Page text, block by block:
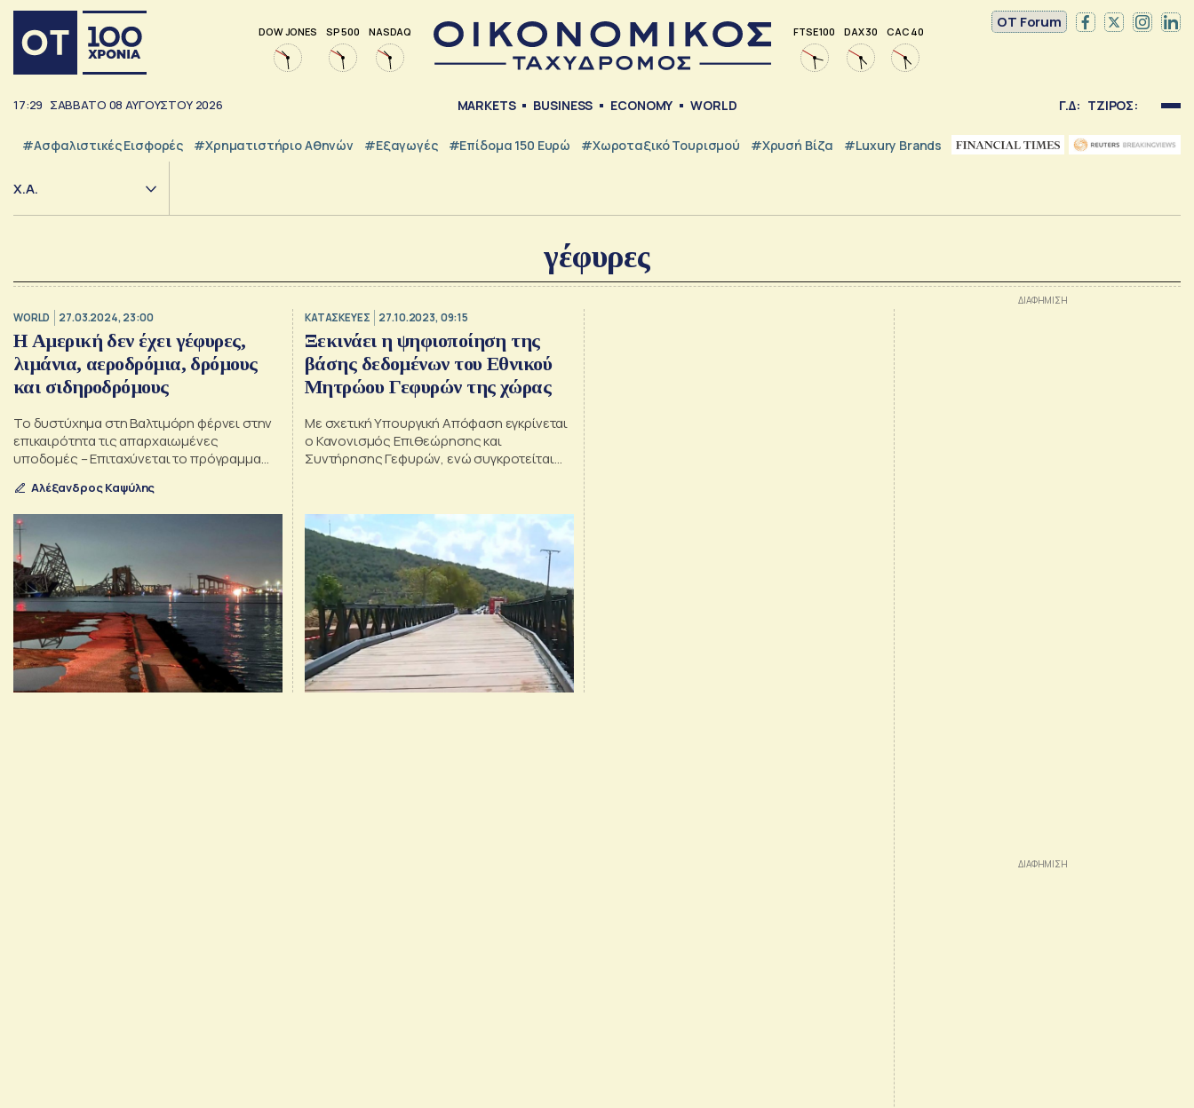
DOW JONES SP 500 NASDAQ FTSE 100 DAX 30 CAC 40
OT Forum
17:29 ΣΑΒΒΑΤΟ 08 ΑΥΓΟΥΣΤΟΥ 2026 MARKETS BUSINESS ECONOMY WORLD Γ.Δ: ΤΖΙΡΟΣ:
#Ασφαλιστικές Εισφορές #Χρηματιστήριο Αθηνών #εξαγωγές #Επίδομα 150 Ευρώ #Χωροταξικό Τουρισμού #Χρυσή Βίζα #luxury Brands
Χ.Α.
γέφυρες
WORLD 27.03.2024, 23:00
Η Αμερική δεν έχει γέφυρες,
λιμάνια, αεροδρόμια, δρόμους
και σιδηροδρόμους
Το δυστύχημα στη Βαλτιμόρη φέρνει στην
επικαιρότητα τις απαρχαιωμένες
υποδομές – Επιταχύνεται το πρόγραμμα
Αλέξανδρος Καψύλης
ΚΑΤΑΣΚΕΥΕΣ 27.10.2023, 09:15
Ξεκινάει η ψηφιοποίηση της
βάσης δεδομένων του Εθνικού
Μητρώου Γεφυρών της χώρας
Με σχετική Υπουργική Απόφαση εγκρίνεται
ο Κανονισμός Επιθεώρησης και
Συντήρησης Γεφυρών, ενώ συγκροτείται